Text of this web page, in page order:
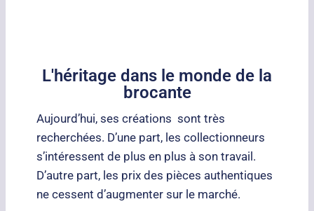
L'héritage dans le monde de la
brocante
Aujourd’hui, ses créations sont très
recherchées. D’une part, les collectionneurs
s’intéressent de plus en plus à son travail.
D’autre part, les prix des pièces authentiques
ne cessent d’augmenter sur le marché.